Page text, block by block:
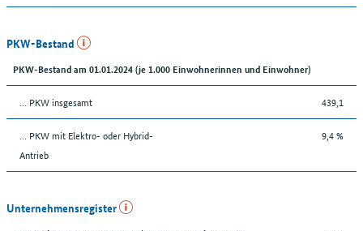
PKW-Bestand
PKW-Bestand am 01.01.2024 (je 1.000 Einwohnerinnen und Einwohner)
… PKW insgesamt 439,1
… PKW mit Elektro- oder Hybrid-
Antrieb
9,4 %
Unternehmensregister